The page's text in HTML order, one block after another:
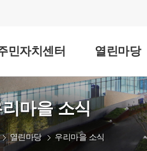
민자치센터 열린마당
마을 소식
열린마당 우리마을 소식